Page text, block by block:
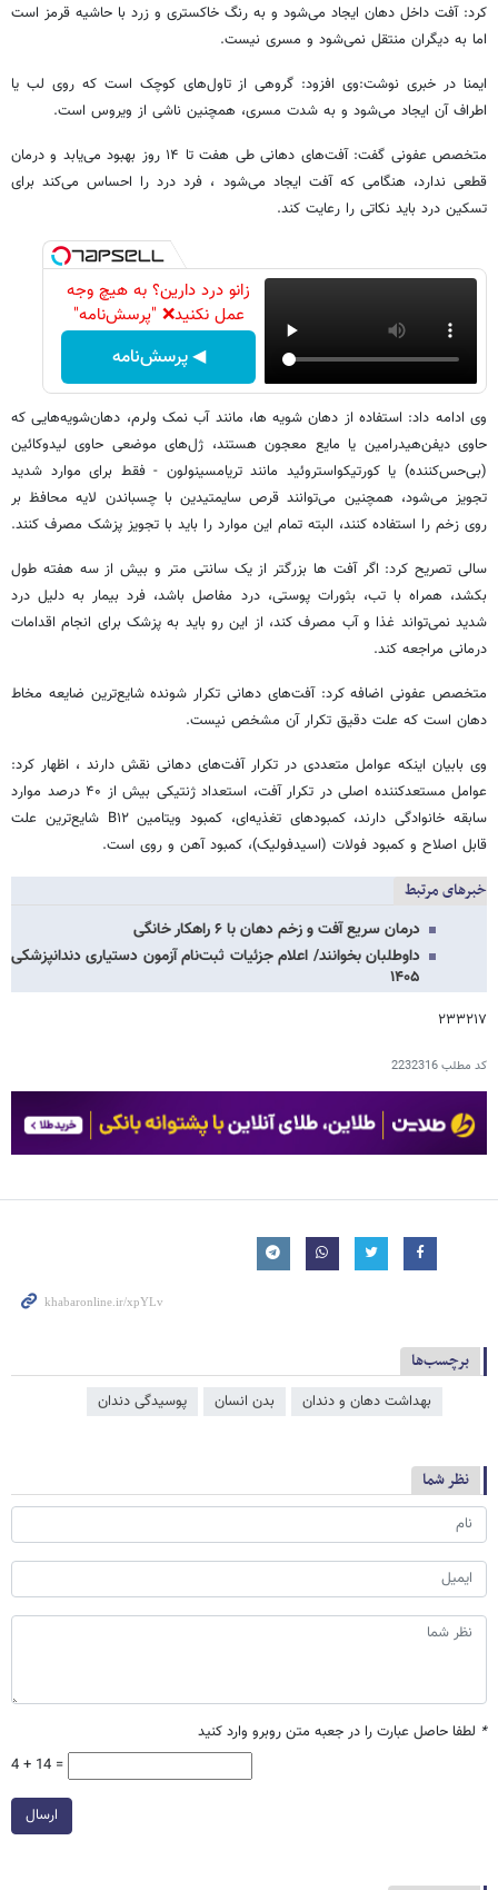
کرد: آفت داخل دهان ایجاد می‌شود و به رنگ خاکستری و زرد با حاشیه قرمز است
اما به دیگران منتقل نمی‌شود و مسری نیست.
ایمنا در خبری نوشت:وی افزود: گروهی از تاول‌های کوچک است که روی لب یا
اطراف آن ایجاد می‌شود و به شدت مسری، همچنین ناشی از ویروس است.
متخصص عفونی گفت: آفت‌های دهانی طی هفت تا ۱۴ روز بهبود می‌یابد و درمان
قطعی ندارد، هنگامی که آفت ایجاد می‌شود ، فرد درد را احساس می‌کند برای
تسکین درد باید نکاتی را رعایت کند.
زانو درد دارین؟ به هیچ وجه
عمل نکنید❌ "پرسش‌نامه"
◀ پرسش‌نامه
وی ادامه داد: استفاده از دهان شویه ها، مانند آب نمک ولرم، دهان‌شویه‌هایی که
حاوی دیفن‌هیدرامین یا مایع معجون هستند، ژل‌های موضعی حاوی لیدوکائین
(بی‌حس‌کننده) یا کورتیکواستروئید مانند تریامسینولون - فقط برای موارد شدید
تجویز می‌شود، همچنین می‌توانند قرص سایمتیدین با چسباندن لایه محافظ بر
روی زخم را استفاده کنند، البته تمام این موارد را باید با تجویز پزشک مصرف کنند.
سالی تصریح کرد: اگر آفت ها بزرگتر از یک سانتی متر و بیش از سه هفته طول
بکشد، همراه با تب، بثورات پوستی، درد مفاصل باشد، فرد بیمار به دلیل درد
شدید نمی‌تواند غذا و آب مصرف کند، از این رو باید به پزشک برای انجام اقدامات
درمانی مراجعه کند.
متخصص عفونی اضافه کرد: آفت‌های دهانی تکرار شونده شایع‌ترین ضایعه مخاط
دهان است که علت دقیق تکرار آن مشخص نیست.
وی بابیان اینکه عوامل متعددی در تکرار آفت‌های دهانی نقش دارند ، اظهار کرد:
عوامل مستعدکننده اصلی در تکرار آفت، استعداد ژنتیکی بیش از ۴۰ درصد موارد
سابقه خانوادگی دارند، کمبودهای تغذیه‌ای، کمبود ویتامین B۱۲ شایع‌ترین علت
قابل اصلاح و کمبود فولات (اسیدفولیک)، کمبود آهن و روی است.
خبرهای مرتبط
درمان سریع آفت و زخم دهان با ۶ راهکار خانگی
داوطلبان بخوانند/ اعلام جزئیات ثبت‌نام آزمون دستیاری دندانپزشکی
۱۴۰۵
۲۳۳۲۱۷
کد مطلب2232316
برچسب‌ها
بهداشت دهان و دندان بدن انسان پوسیدگی دندان
نظر شما
* لطفا حاصل عبارت را در جعبه متن روبرو وارد کنید
4 + 14 =
ارسال